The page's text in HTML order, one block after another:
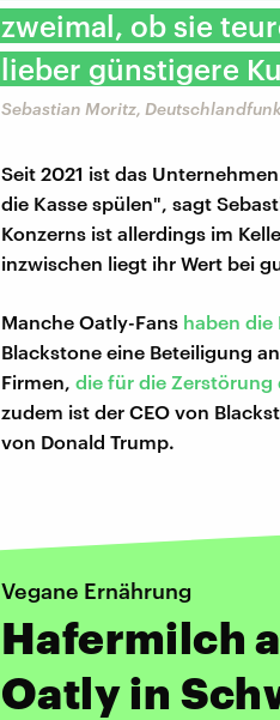
zweimal, ob sie
lieber günstigere
Sebastian Moritz,
Seit 2021 ist das
die Kasse spülen", sagt
Konzerns ist allerdings im
inzwischen liegt ihr Wert bei
Manche Oatly-Fans haben
Blackstone eine Beteiligung
Firmen, die für die Zerstörung
zudem ist der CEO von
von Donald Trump.
Vegane Ernährung
Hafermilch
Oatly in